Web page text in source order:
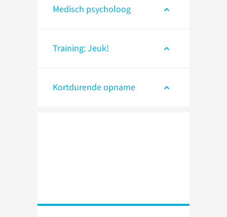
Medisch psycholoog
Training: Jeuk!
Kortdurende opname